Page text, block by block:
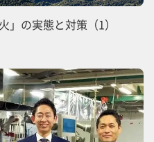
の実態と対策（1）